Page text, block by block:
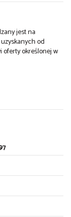
jest na
od
oferty określonej w